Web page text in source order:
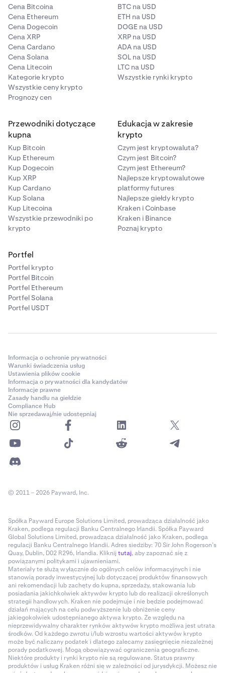
Cena Bitcoina
Cena Ethereum
Cena Dogecoin
Cena XRP
Cena Cardano
Cena Solana
Cena Litecoin
Kategorie krypto
Wszystkie ceny krypto
Prognozy cen
BTC na USD
ETH na USD
DOGE na USD
XRP na USD
ADA na USD
SOL na USD
LTC na USD
Wszystkie rynki krypto
Przewodniki dotyczące
kupna
Kup Bitcoin
Kup Ethereum
Kup Dogecoin
Kup XRP
Kup Cardano
Kup Solana
Kup Litecoina
Wszystkie przewodniki po
krypto
Edukacja w zakresie
krypto
Czym jest kryptowaluta?
Czym jest Bitcoin?
Czym jest Ethereum?
Najlepsze kryptowalutowe
platformy futures
Najlepsze giełdy krypto
Kraken i Coinbase
Kraken i Binance
Poznaj krypto
Portfel
Portfel krypto
Portfel Bitcoin
Portfel Ethereum
Portfel Solana
Portfel USDT
Informacja o ochronie prywatności
Warunki świadczenia usług
Ustawienia plików cookie
Informacja o prywatności dla kandydatów
Informacje prawne
Zasady handlu na giełdzie
Compliance Hub
Nie sprzedawaj/nie udostępniaj
© 2011 – 2026 Payward, Inc.
Spółka Payward Europe Solutions Limited, prowadząca działalność jako
Kraken, podlega regulacji Banku Centralnego Irlandii. Spółka Payward
Global Solutions Limited, prowadząca działalność jako Kraken, podlega
regulacji Banku Centralnego Irlandii. Adres siedziby: 70 Sir John Rogerson’s
Quay, Dublin, D02 R296, Irlandia. Kliknij tutaj, aby zapoznać się z
powiązanymi politykami i ujawnieniami.
Materiały te służą wyłącznie do ogólnych celów informacyjnych i nie
stanowią porady inwestycyjnej lub dotyczącej produktów finansowych
ani rekomendacji lub zachęty do kupna, sprzedaży, stakowania lub
posiadania jakichkolwiek aktywów krypto lub do realizacji określonych
strategii handlowych. Kraken nie podejmuje i nie będzie podejmować
działań mających na celu podwyższenie lub obniżenie ceny
jakiegokolwiek udostępnianego aktywa krypto. Ze względu na
nieprzewidywalny charakter rynków aktywów krypto możliwa jest utrata
środków. Od każdego zwrotu i/lub wzrostu wartości aktywów krypto
może być naliczany podatek i dlatego zalecamy zasięgnięcie niezależnej
porady podatkowej. Mogą obowiązywać ograniczenia geograficzne.
Niektóre produkty i rynki krypto nie są regulowane. Status prawny
produktów i usług Kraken różni się w zależności od jurysdykcji. Możesz nie